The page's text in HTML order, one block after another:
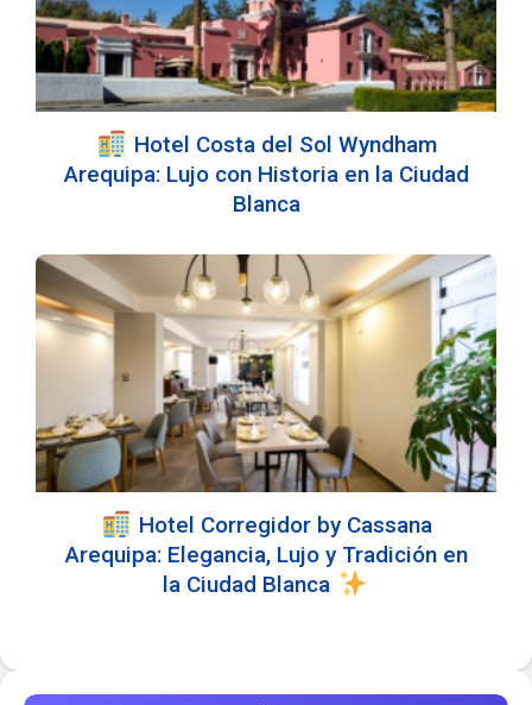
Hotel Costa del Sol Wyndham
Arequipa: Lujo con Historia en la Ciudad
Blanca
Hotel Corregidor by Cassana
Arequipa: Elegancia, Lujo y Tradición en
la Ciudad Blanca